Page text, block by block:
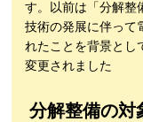
す。以前は「分解整
技術の発展に伴って
れたことを背景とし
変更されました
分解整備の対